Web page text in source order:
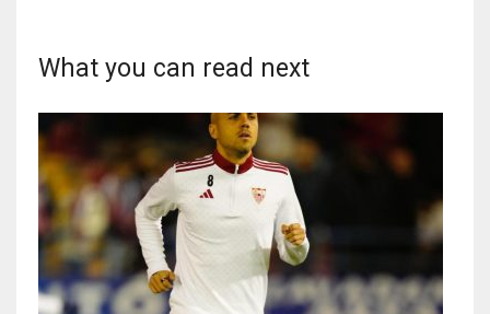
What you can read next